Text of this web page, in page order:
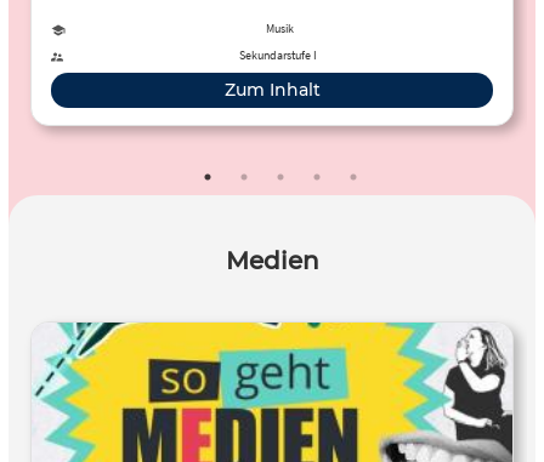
Notenschrift und typischen Instrumenten einen Einblick in
die Musik des Mittelalters.
Musik
Sekundarstufe I
Zum Inhalt
Medien